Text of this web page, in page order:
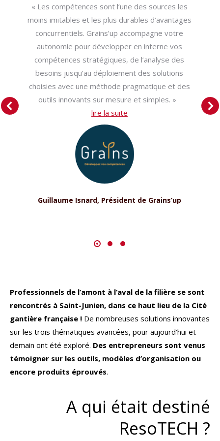
Guillaume Isnard, Président de Grains’up
« Les compétences sont l’une des sources les
moins imitables et les plus durables d’avantages
concurrentiels. Grains’up accompagne votre
autonomie pour développer en interne vos
compétences stratégiques, de l’analyse des
besoins jusqu’au déploiement des solutions
choisies avec une méthode pragmatique et des
outils innovants sur mesure et simples. »
lire la suite
Professionnels de l’amont à l’aval de la filière se sont
rencontrés à Saint-Junien, dans ce haut lieu de la Cité
gantière française ! De nombreuses solutions innovantes
sur les trois thématiques avancées, pour aujourd’hui et
demain ont été exploré. Des entrepreneurs sont venus
témoigner sur les outils, modèles d’organisation ou
encore produits éprouvés.
A qui était destiné
ResoTECH ?